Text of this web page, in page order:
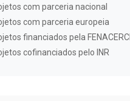
com parceria nacional
com parceria europeia
financiados pela FENACERCI
cofinanciados pelo INR